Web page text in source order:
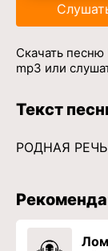
Скачать
mp3 или
Текст
РОДНАЯ РЕЧЬ